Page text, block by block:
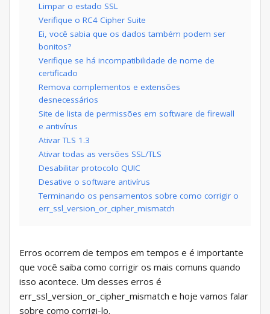
Limpar o estado SSL
Verifique o RC4 Cipher Suite
Ei, você sabia que os dados também podem ser
bonitos?
Verifique se há incompatibilidade de nome de
certificado
Remova complementos e extensões
desnecessários
Site de lista de permissões em software de firewall
e antivírus
Ativar TLS 1.3
Ativar todas as versões SSL/TLS
Desabilitar protocolo QUIC
Desative o software antivírus
Terminando os pensamentos sobre como corrigir o
err_ssl_version_or_cipher_mismatch
Erros ocorrem de tempos em tempos e é importante
que você saiba como corrigir os mais comuns quando
isso acontece. Um desses erros é
err_ssl_version_or_cipher_mismatch e hoje vamos falar
sobre como corrigi-lo.